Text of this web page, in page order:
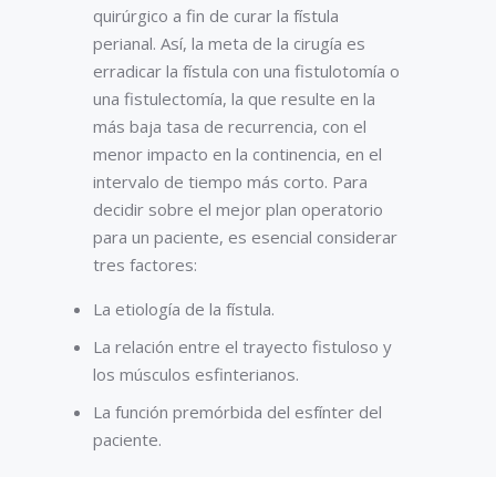
quirúrgico a fin de curar la fístula
perianal. Así, la meta de la cirugía es
erradicar la fístula con una fistulotomía o
una fistulectomía, la que resulte en la
más baja tasa de recurrencia, con el
menor impacto en la continencia, en el
intervalo de tiempo más corto. Para
decidir sobre el mejor plan operatorio
para un paciente, es esencial considerar
tres factores:
La etiología de la fístula.
La relación entre el trayecto fistuloso y
los músculos esfinterianos.
La función premórbida del esfínter del
paciente.